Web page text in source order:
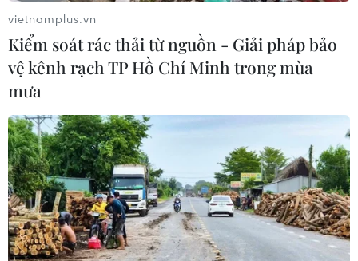
mục đích tôn vinh các vận động viên và huấn
luyện viên có thành tích xuất sắc nổi bật trong
năm, qua đó cũng là sự cổ vũ, khích lệ đối với
các vận động viên, huấn luyện viên khác của
thể thao nước nhà.
Sau khi Báo Thể thao Việt Nam sáp nhập vào
Tạp chí Thể thao (năm 2021), Cuộc bầu chọn đã
tiếp tục được tổ chức bởi Tạp chí Thể thao dưới
sự chỉ đạo của Tổng cục Thể dục thể thao (nay là
Cục Thể dục thể thao thuộc Bộ Văn hoá, Thể thao
và Du lịch)./.
vietnamplus.vn
Kiểm soát rác thải từ nguồn - Giải pháp bảo
vệ kênh rạch TP Hồ Chí Minh trong mùa
mưa